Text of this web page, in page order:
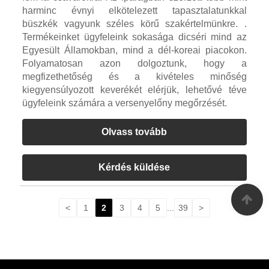
harminc évnyi elkötelezett tapasztalatunkkal
büszkék vagyunk széles körű szakértelmünkre. .
Termékeinket ügyfeleink sokasága dicséri mind az
Egyesült Államokban, mind a dél-koreai piacokon.
Folyamatosan azon dolgoztunk, hogy a
megfizethetőség és a kivételes minőség
kiegyensúlyozott keverékét elérjük, lehetővé téve
ügyfeleink számára a versenyelőny megőrzését.
Olvass tovább
Kérdés küldése
< 1 2 3 4 5 39 >